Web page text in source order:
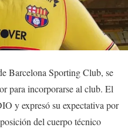
Barcelona Sporting Club, se
para incorporarse al club. El
y expresó su expectativa por
del cuerpo técnico